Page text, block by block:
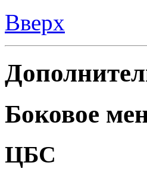
Вверх
Боковое
ЦБС